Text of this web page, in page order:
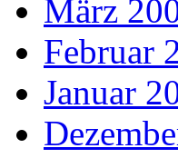
März
Februar
Januar